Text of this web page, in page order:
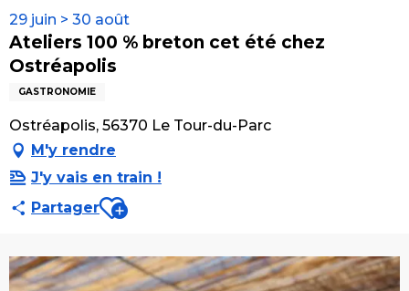
29 juin > 30 août
Ateliers 100 % breton cet été chez
Ostréapolis
GASTRONOMIE
Ostréapolis, 56370 Le Tour-du-Parc
M'y rendre
J'y vais en train !
PartagerAjouter aux favoris